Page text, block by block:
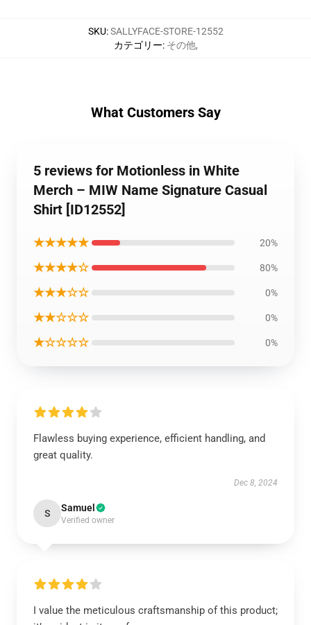
SKU:SALLYFACE-STORE-12552
カテゴリー: その他,
What Customers Say
5 reviews for Motionless in White
Merch – MIW Name Signature Casual
Shirt [ID12552]
★★★★★ 20%
★★★★☆ 80%
★★★☆☆ 0%
★★☆☆☆ 0%
★☆☆☆☆ 0%
Flawless buying experience, efficient handling, and
great quality.
Dec 8, 2024
S Samuel
Verified owner
I value the meticulous craftsmanship of this product;